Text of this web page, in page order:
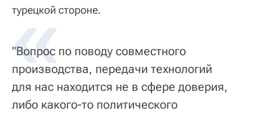
турецкой стороне.
"Вопрос по поводу совместного
производства, передачи технологий
для нас находится не в сфере доверия,
либо какого-то политического